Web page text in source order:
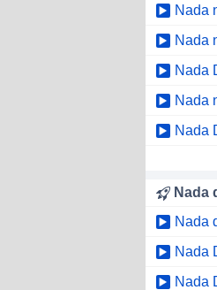
Nada
Nada
Nada
Nada
Nada
Nada
Nada
Nada
Nada